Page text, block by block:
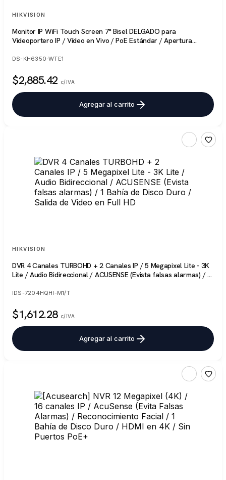
HIKVISION
Monitor IP WiFi Touch Screen 7" Bisel DELGADO para
Videoportero IP / Vídeo en Vivo / PoE Estándar / Apertura
slim
DS-KH6350-WTE1
$2,885.42 c/IVA
Agregar al carrito
HIKVISION
DVR 4 Canales TURBOHD + 2 Canales IP / 5 Megapixel Lite - 3K
Lite / Audio Bidireccional / ACUSENSE (Evista falsas alarmas) / 1
IDS-7204HQHI-M1/T
$1,612.28 c/IVA
Agregar al carrito